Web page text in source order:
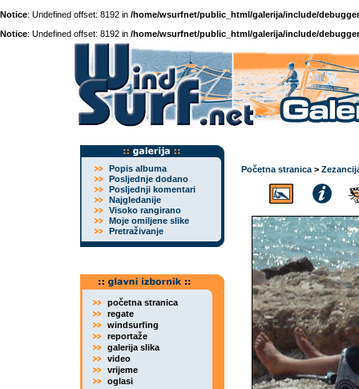
Notice: Undefined offset: 8192 in /home/wsurfnet/public_html/galerija/include/
Notice: Undefined offset: 8192 in /home/wsurfnet/public_html/galerija/include/
Popis albuma
Posljednje dodano
Posljednji komentari
Najgledanije
Visoko rangirano
Moje omiljene slike
Pretraživanje
početna stranica
regate
windsurfing
reportaže
galerija slika
video
vrijeme
oglasi
Početna stranica >